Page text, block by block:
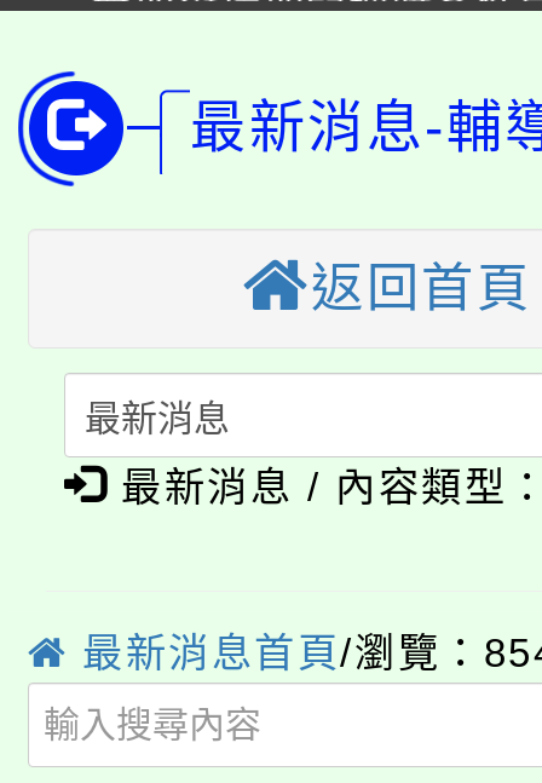
版
公告本校115學年度第
代理(課)教師甄選結果(
「2026金融保險知識
車」活動
桃園市115學年度學生
生本土語及新住民語歌
公告本校115學年度第
代理(課)教師甄選結果(
公告本校115學年度第
代理(課)教師甄選結果(
轉知中國文化大學推廣
《TA101》溝通分析基
系所師生報名參加。
淨零綠生活教案入校路
學籍身 分審查程序及
版
淨零綠領人才培育課程
公告本校115學年度第
最新消息-輔
返回首頁
最新消息 / 內容類型
最新消息首頁/瀏覽：